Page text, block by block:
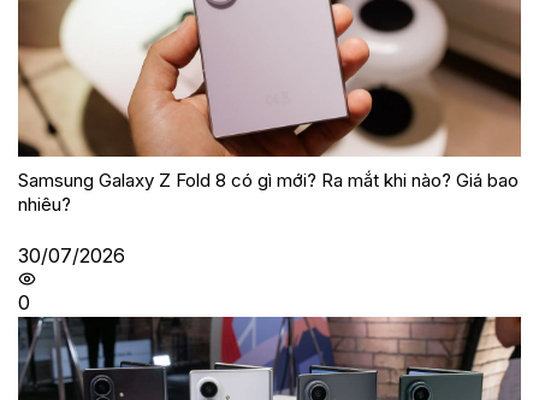
Samsung Galaxy Z Fold 8 có gì mới? Ra mắt khi nào? Giá bao
nhiêu?
30/07/2026
0